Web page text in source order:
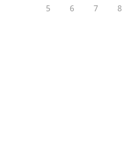
5 6 7 8